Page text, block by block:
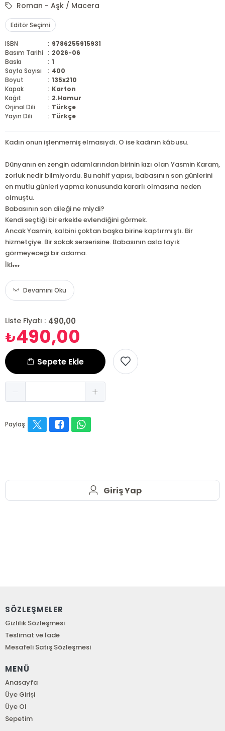
Roman - Aşk / Macera
Editör Seçimi
ISBN : 9786255915931
Basım Tarihi : 2026-06
Baskı
: 1
Sayfa Sayısı
: 400
Boyut
: 135x210
Kapak
: Karton
Kağıt
: 2.Hamur
Orjinal Dili
: Türkçe
Yayın Dili
: Türkçe
Kadın onun işlenmemiş elmasıydı. O ise kadının kâbusu.
Dünyanın en zengin adamlarından birinin kızı olan Yasmin Karam,
zorluk nedir bilmiyordu. Bu nahif yapısı, babasının son günlerini
en mutlu günleri yapma konusunda kararlı olmasına neden
olmuştu.
Babasının son dileği ne miydi?
Kendi seçtiği bir erkekle evlendiğini görmek.
Ancak Yasmin, kalbini çoktan başka birine kaptırmıştı. Bir
hizmetçiye. Bir sokak serserisine. Babasının asla layık
görmeyeceği bir adama.
İki...
Devamını Oku
Liste Fiyatı : 490,00
₺490,00
Sepete Ekle
Paylaş
Giriş Yap
SÖZLEŞMELER
Gizlilik Sözleşmesi
Teslimat ve İade
Mesafeli Satış Sözleşmesi
MENÜ
Anasayfa
Üye Girişi
Üye Ol
Sepetim